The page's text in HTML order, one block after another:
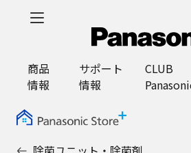
商品
情報
サポート
情報
CLUB